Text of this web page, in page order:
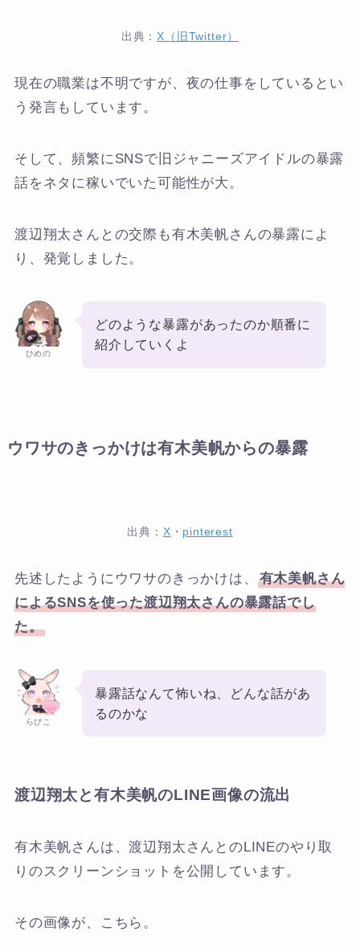
出典：X（旧Twitter）
現在の職業は不明ですが、夜の仕事をしているとい
う発言もしています。
そして、頻繁にSNSで旧ジャニーズアイドルの暴露
話をネタに稼いでいた可能性が大。
渡辺翔太さんとの交際も有木美帆さんの暴露によ
り、発覚しました。
ひめの
どのような暴露があったのか順番に
紹介していくよ
ウワサのきっかけは有木美帆からの暴露
出典： X ・ pinterest
先述したようにウワサのきっかけは、
有木美帆さん
によるSNSを使った渡辺翔太さんの暴露話でし
た。
らびこ
暴露話なんて怖いね、どんな話があ
るのかな
渡辺翔太と有木美帆のLINE画像の流出
有木美帆さんは、渡辺翔太さんとのLINEのやり取
りのスクリーンショットを公開しています。
その画像が、こちら。